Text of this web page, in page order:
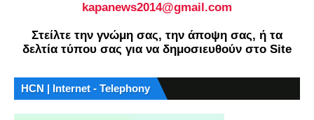
kapanews2014@gmail.com
Στείλτε την γνώμη σας, την άποψη σας, ή τα
δελτία τύπου σας για να δημοσιευθούν στο Site
HCN | Internet - Telephony